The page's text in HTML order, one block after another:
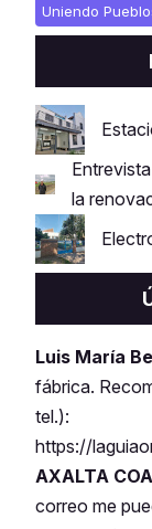
Uniendo
la
Luis María
fábrica.
tel.):
https://
AXALTA
correo me